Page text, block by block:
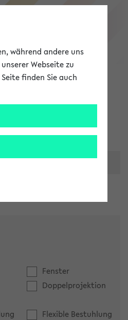
eKVV
Fenster
Doppelprojektion
Flexible Bestuhlung
während andere uns
Webseite zu
finden Sie auch